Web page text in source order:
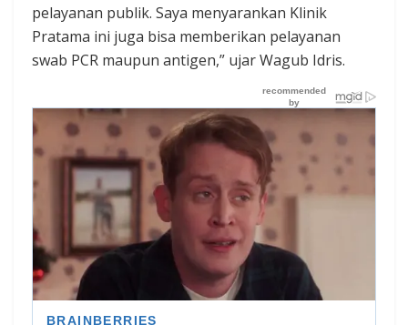
pelayanan publik. Saya menyarankan Klinik
Pratama ini juga bisa memberikan pelayanan
swab PCR maupun antigen,” ujar Wagub Idris.